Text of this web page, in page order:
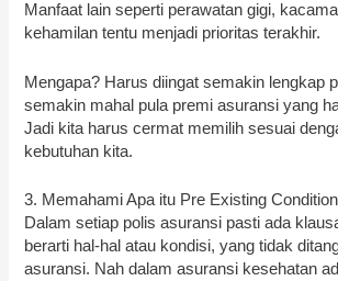
Manfaat lain seperti perawatan gigi,
kehamilan tentu menjadi prioritas terakhir.
Mengapa? Harus diingat semakin lengkap
semakin mahal pula premi asuransi yang
Jadi kita harus cermat memilih sesuai
kebutuhan kita.
3. Memahami Apa itu Pre Existing Condition
Dalam setiap polis asuransi pasti ada
berarti hal-hal atau kondisi, yang tidak
asuransi. Nah dalam asuransi kesehatan